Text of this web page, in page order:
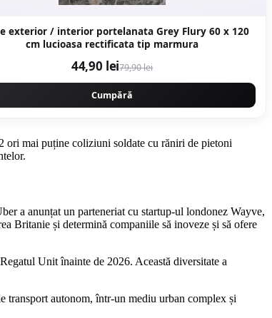
exterior / interior portelanata Grey Flury 60 x 120
cm lucioasa rectificata tip marmura
44,90 lei79,90 lei
Cumpără
ori mai puține coliziuni soldate cu răniri de pietoni
a anunțat un parteneriat cu startup-ul londonez Wayve,
Britanie și determină companiile să inoveze și să ofere
Unit înainte de 2026. Această diversitate a
transport autonom, într-un mediu urban complex și